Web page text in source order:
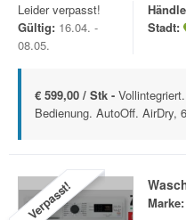
Leider verpasst!
Gültig: 16.04. -
08.05.
Stadt:
€ 599,00 / Stk -
Bedienung. AutoOff. AirDry,
Verpasst! Marke: